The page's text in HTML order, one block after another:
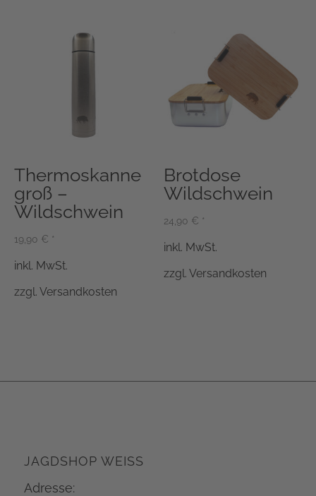
Thermoskanne
groß –
Wildschwein
19,90 € *
inkl. MwSt.
zzgl. Versandkosten
Brotdose
Wildschwein
24,90 € *
inkl. MwSt.
zzgl.Versandkosten
JAGDSHOP WEISS
Adresse: